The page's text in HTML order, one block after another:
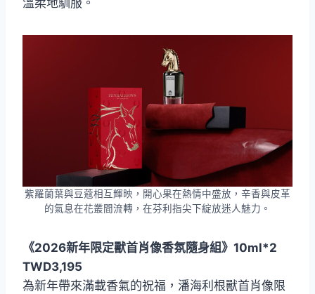
溫柔地馴服。
紫羅蘭葉與豆蔻相互輝映，開心果在熱情中盛放，辛香與皮革
的氣息在花叢間流轉，在芬利指尖下綻放迷人魅力。
《2026新年限定獸首肖像香氛隨身組》10ml*2
TWD3,195
為新年帶來滿載香氣的祝福，潘海利根獸首肖像限